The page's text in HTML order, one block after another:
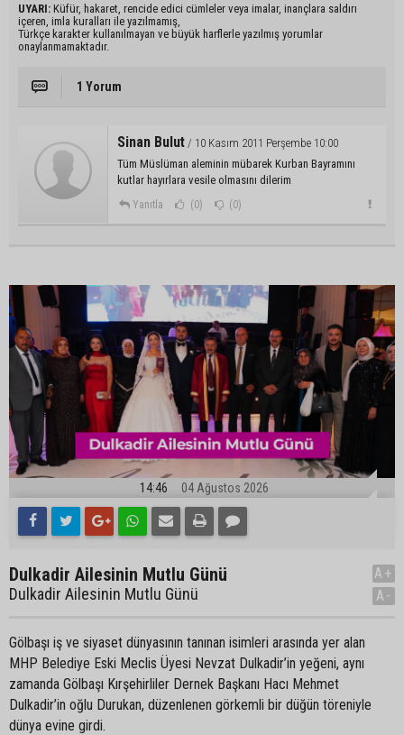
UYARI: Küfür, hakaret, rencide edici cümleler veya imalar, inançlara saldırı
içeren, imla kuralları ile yazılmamış,
Türkçe karakter kullanılmayan ve büyük harflerle yazılmış yorumlar
onaylanmamaktadır.
1 Yorum
Sinan Bulut / 10 Kasım 2011 Perşembe 10:00
Tüm Müslüman aleminin mübarek Kurban Bayramını
kutlar hayırlara vesile olmasını dilerim
Yanıtla (0) (0)
14:46 04 Ağustos 2026
Dulkadir Ailesinin Mutlu Günü
Dulkadir Ailesinin Mutlu Günü
A+
A-
Gölbaşı iş ve siyaset dünyasının tanınan isimleri arasında yer alan
MHP Belediye Eski Meclis Üyesi Nevzat Dulkadir’in yeğeni, aynı
zamanda Gölbaşı Kırşehirliler Dernek Başkanı Hacı Mehmet
Dulkadir’in oğlu Durukan, düzenlenen görkemli bir düğün töreniyle
dünya evine girdi.